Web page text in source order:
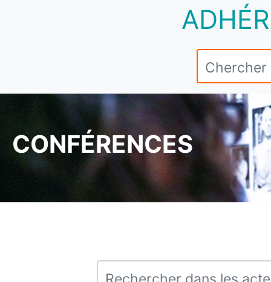
CONFÉRENCES